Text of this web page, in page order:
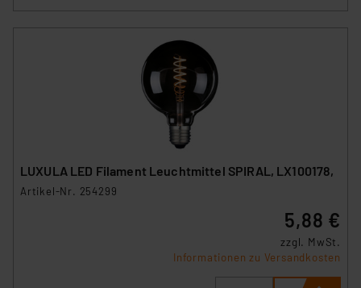
LUXULA LED Filament Leuchtmittel SPIRAL, LX100178,
Artikel-Nr. 254299
5,88 €
zzgl. MwSt.
Informationen zu Versandkosten